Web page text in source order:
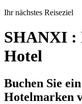
Ihr nächstes Reiseziel
SHANXI :
Hotel
Buchen Sie
Hotelmarken